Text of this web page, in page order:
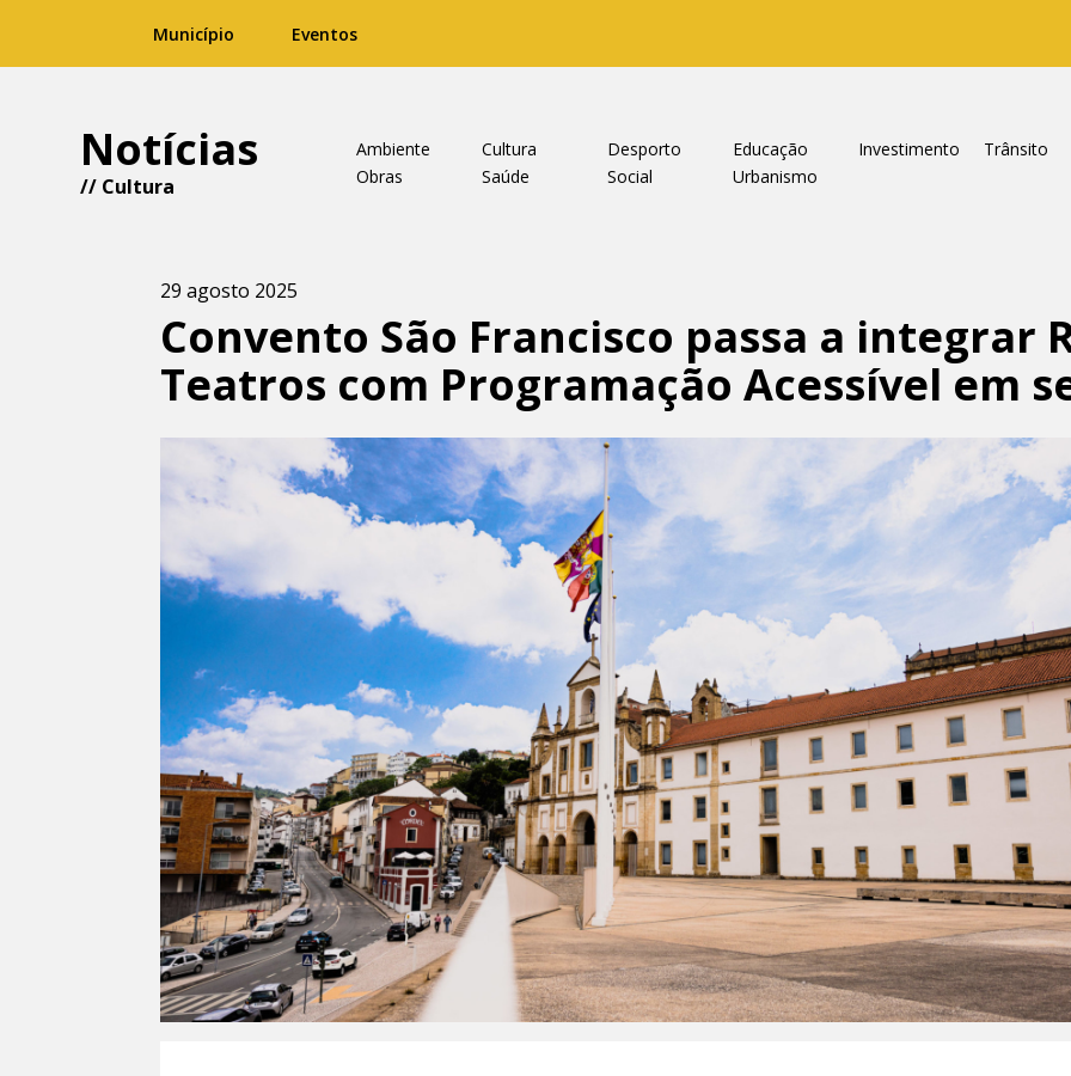
Município Eventos
Notícias
// Cultura
Ambiente Cultura Desporto Educação Investimento
Trânsito
Obras
Saúde Social Urbanismo
29 agosto 2025
Convento São Francisco passa a integrar
Teatros com Programação Acessível em